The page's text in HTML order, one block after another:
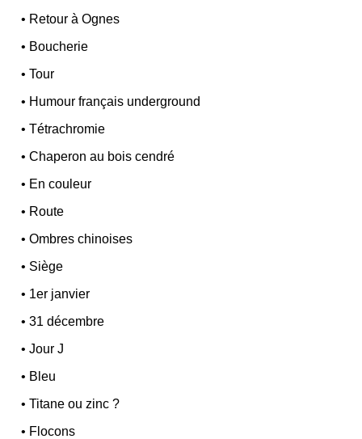
• Retour à Ognes
• Boucherie
•Tour
• Humour français underground
•Tétrachromie
•Chaperon au bois cendré
• En couleur
• Route
•Ombres chinoises
• Siège
• 1er janvier
•31 décembre
•Jour J
• Bleu
•Titane ou zinc ?
• Flocons